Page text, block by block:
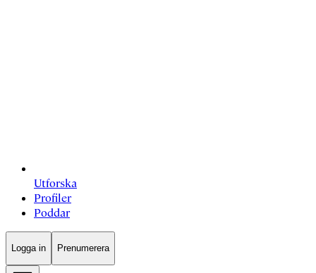
Utforska
Profiler
Poddar
Logga in Prenumerera